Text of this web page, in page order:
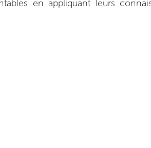
en appliquant leurs